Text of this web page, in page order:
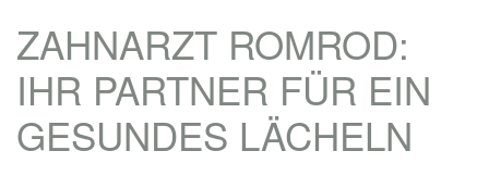
ZAHNARZT ROMROD:
IHR PARTNER FÜR EIN
GESUNDES LÄCHELN